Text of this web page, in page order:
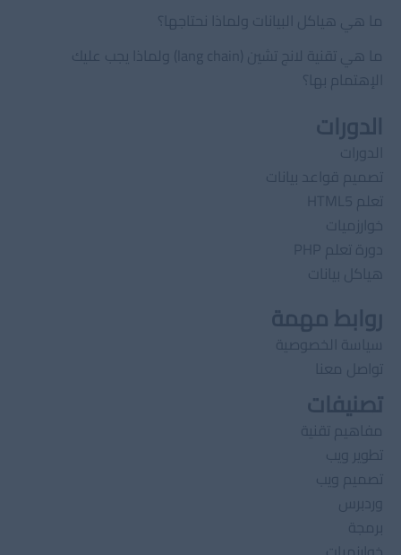
ما هي هياكل البيانات ولماذا نحتاجها؟
ما هي تقنية لانج تشين (lang chain) ولماذا يجب عليك
الإهتمام بها؟
الدورات
الدورات
تصميم قواعد بيانات
تعلم HTML5
خوارزميات
دورة تعلم PHP
هياكل بيانات
روابط مهمة
سياسة الخصوصية
تواصل معنا
تصنيفات
مفاهيم تقنية
تطوير ويب
تصميم ويب
وردبرس
برمجة